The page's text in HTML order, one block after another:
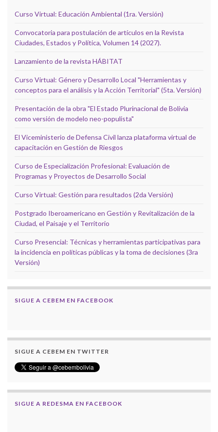
Curso Virtual: Educación Ambiental (1ra. Versión)
Convocatoria para postulación de artículos en la Revista
Ciudades, Estados y Política, Volumen 14 (2027).
Lanzamiento de la revista HÁBITAT
Curso Virtual: Género y Desarrollo Local "Herramientas y
conceptos para el análisis y la Acción Territorial" (5ta. Versión)
Presentación de la obra "El Estado Plurinacional de Bolivia
como versión de modelo neo-populista"
El Viceministerio de Defensa Civil lanza plataforma virtual de
capacitación en Gestión de Riesgos
Curso de Especialización Profesional: Evaluación de
Programas y Proyectos de Desarrollo Social
Curso Virtual: Gestión para resultados (2da Versión)
Postgrado Iberoamericano en Gestión y Revitalización de la
Ciudad, el Paisaje y el Territorio
Curso Presencial: Técnicas y herramientas participativas para
la incidencia en políticas públicas y la toma de decisiones (3ra
Versión)
SIGUE A CEBEM EN FACEBOOK
SIGUE A CEBEM EN TWITTER
SIGUE A REDESMA EN FACEBOOK